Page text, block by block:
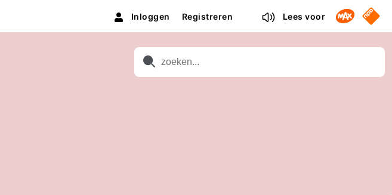
Inloggen Registreren Lees voor Omroep
NPO
Zoeken
Zoeken